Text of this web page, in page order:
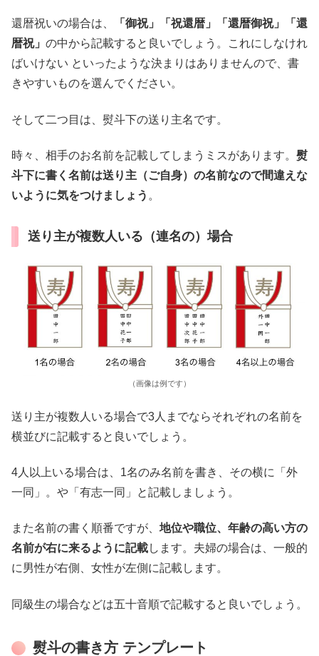
還暦祝いの場合は、
「御祝」「祝還暦」「還暦御祝」「還
暦祝」 の中から記載すると良いでしょう。これにしなけれ
ばいけない といったような決まりはありませんので、書
きやすいものを選んでください。
そして二つ目は、熨斗下の送り主名です。
時々、相手のお名前を記載してしまうミスがあります。 熨
斗下に書く名前は送り主（ご自身）の名前なので間違えな
いように気をつけましょう 。
送り主が複数人いる（連名の）場合
（画像は例です）
送り主が複数人いる場合で3人までならそれぞれの名前を
横並びに記載すると良いでしょう。
4人以上いる場合は、1名のみ名前を書き、その横に「外
一同」。や「有志一同」と記載しましょう。
また名前の書く順番ですが、 地位や職位、年齢の高い方の
名前が右に来るように記載します。夫婦の場合は、一般的
に男性が右側、女性が左側に記載します。
同級生の場合などは五十音順で記載すると良いでしょう。
熨斗の書き方 テンプレート